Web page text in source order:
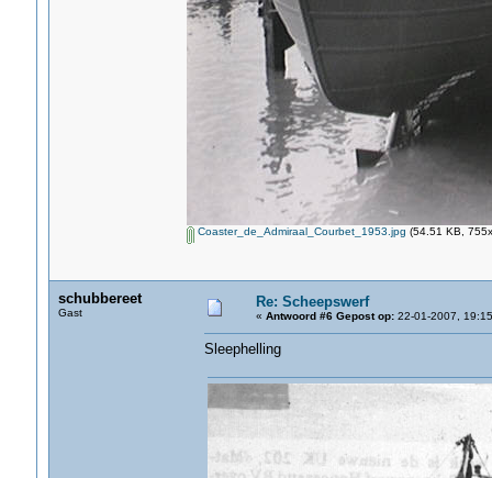
Coaster_de_Admiraal_Courbet_1953.jpg (54.51 KB,
schubbereet
Gast
Re: Scheepswerf
« Antwoord #6 Gepost op:22-01-2007,
Sleephelling